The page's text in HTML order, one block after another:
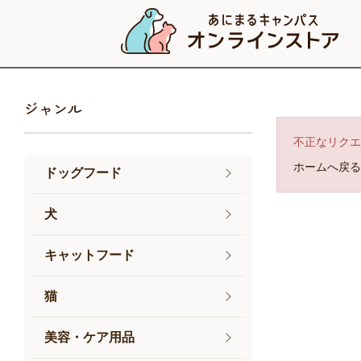
ジャンル
ドッグフード
犬
キャットフード
猫
美容・ケア用品
不正なリク
ホームへ戻る